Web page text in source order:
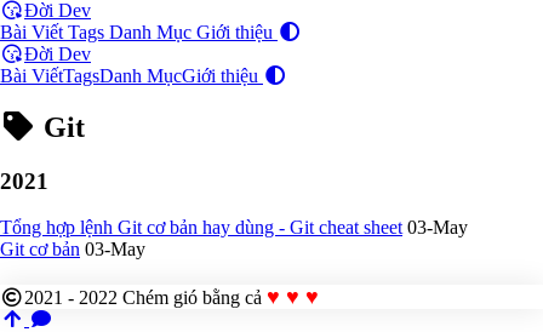
Đời Dev
Bài Viết Tags Danh Mục Giới thiệu
Đời Dev
Bài ViếtTagsDanh MụcGiới thiệu
Git
2021
Tổng hợp lệnh Git cơ bản hay dùng - Git cheat sheet 03-May
Git cơ bản 03-May
2021 - 2022 Chém gió bằng cả ♥ ♥ ♥